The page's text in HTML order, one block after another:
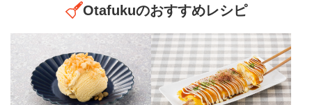
Otafukuのおすすめレシピ